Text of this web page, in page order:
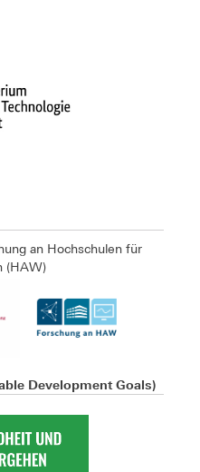
an Hochschulen für
(HAW)
Development Goals)